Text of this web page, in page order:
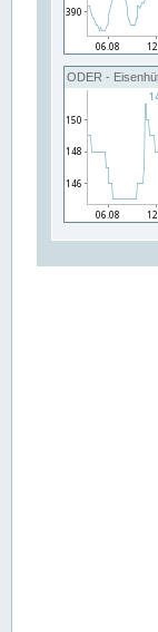
ODER -